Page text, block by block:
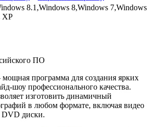
8.1,Windows 8,Windows 7,Windows
XP
ПО
программа для создания ярких
шоу профессионального качества.
изготовить динамичный
в любом формате, включая видео
DVD диски.